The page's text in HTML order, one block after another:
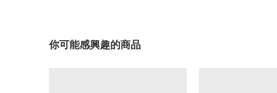
你可能感興趣的商品